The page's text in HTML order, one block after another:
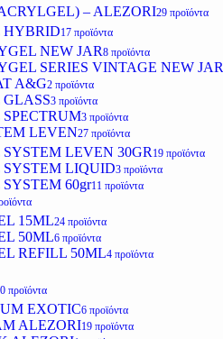
– ALEZORI29 προϊόντα
HYBRID17 προϊόντα
NEW JAR8 προϊόντα
SERIES VINTAGE NEW JAR
A&G2 προϊόντα
3 προϊόντα
3 προϊόντα
LEVEN27 προϊόντα
LEVEN 30GR 19 προϊόντα
SYSTEM LIQUID3 προϊόντα
60gr11 προϊόντα
15ML24 προϊόντα
50ML6 προϊόντα
REFILL 50ML4 προϊόντα
προϊόντα
EXOTIC6 προϊόντα
ALEZORI19 προϊόντα